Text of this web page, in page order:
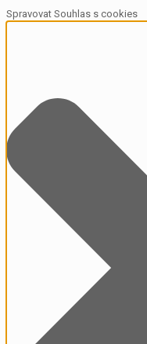
Spravovat Souhlas s cookies